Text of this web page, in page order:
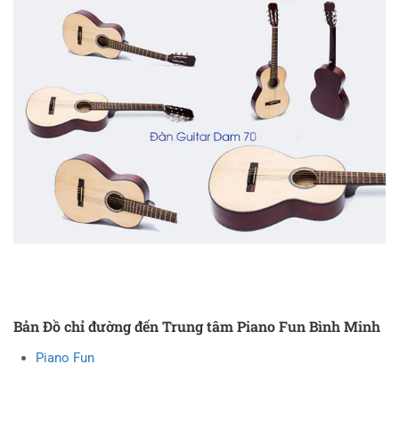
Bản Đồ chỉ đường đến Trung tâm Piano Fun Bình Minh
Piano Fun